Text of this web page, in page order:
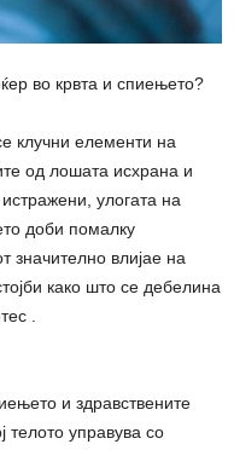
во крвта и спиењето?
клучни елементи на
од лошата исхрана и
улогата на
доби помалку
значително влијае на
како што се дебелина
.
и здравствените
телото управува со